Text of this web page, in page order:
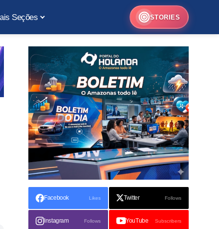
Seções STORIES
Facebook Likes Twitter Follows
Instagram Follows YouTube Subscribers